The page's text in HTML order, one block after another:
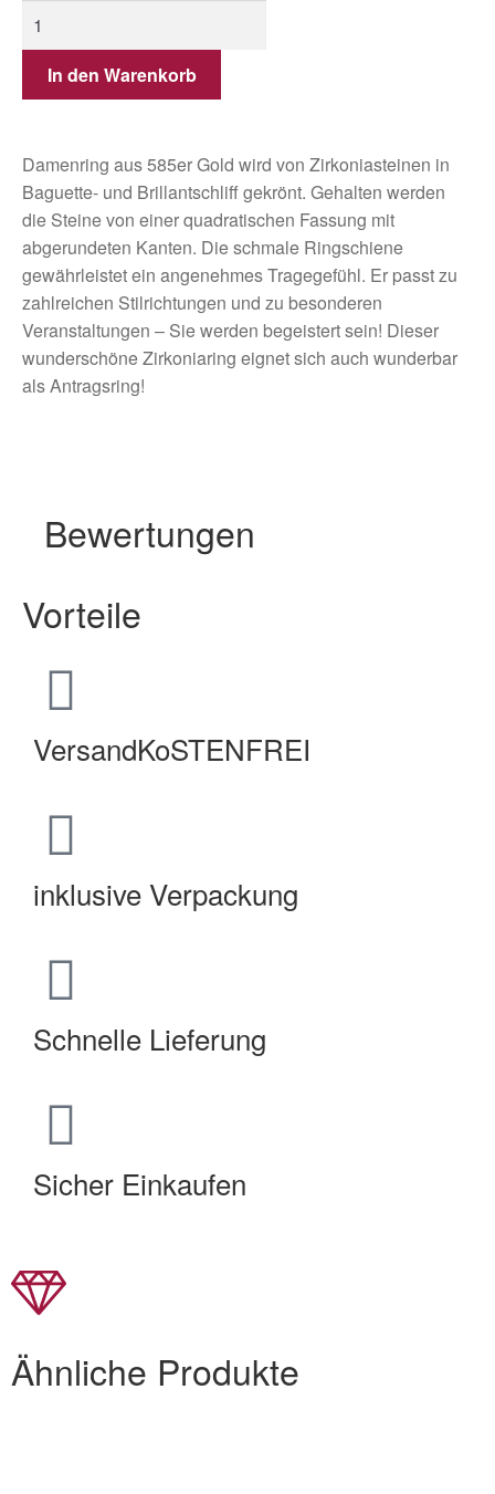
In den Warenkorb
Damenring aus 585er Gold wird von Zirkoniasteinen in
Baguette- und Brillantschliff gekrönt. Gehalten werden
die Steine von einer quadratischen Fassung mit
abgerundeten Kanten. Die schmale Ringschiene
gewährleistet ein angenehmes Tragegefühl. Er passt zu
zahlreichen Stilrichtungen und zu besonderen
Veranstaltungen – Sie werden begeistert sein! Dieser
wunderschöne Zirkoniaring eignet sich auch wunderbar
als Antragsring!
Bewertungen
Vorteile
VersandKoSTENFREI
inklusive Verpackung
Schnelle Lieferung
Sicher Einkaufen
Ähnliche Produkte